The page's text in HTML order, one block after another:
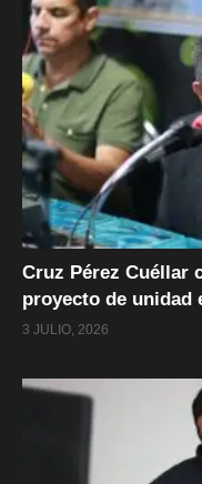
Cruz Pérez Cuéllar
proyecto de unidad
3 JULIO, 2026